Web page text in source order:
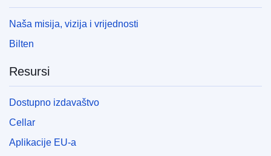
Naša misija, vizija i vrijednosti
Bilten
Resursi
Dostupno izdavaštvo
Cellar
Aplikacije EU-a